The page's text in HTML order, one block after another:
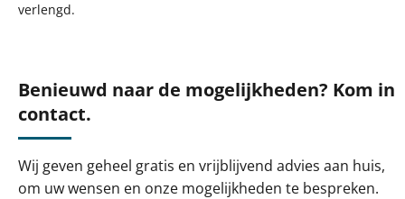
verlengd.
Benieuwd naar de mogelijkheden? Kom in
contact.
Wij geven geheel gratis en vrijblijvend advies aan huis,
om uw wensen en onze mogelijkheden te bespreken.